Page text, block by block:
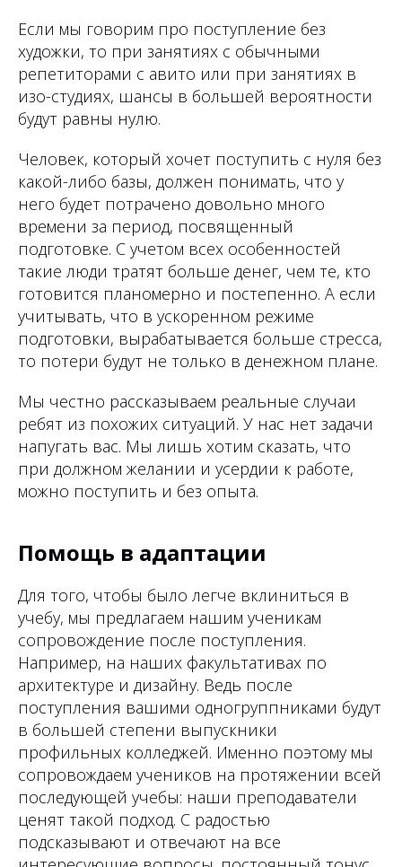
Если мы говорим про поступление без
художки, то при занятиях с обычными
репетиторами с авито или при занятиях в
изо-студиях, шансы в большей вероятности
будут равны нулю.
Человек, который хочет поступить с нуля без
какой-либо базы, должен понимать, что у
него будет потрачено довольно много
времени за период, посвященный
подготовке. С учетом всех особенностей
такие люди тратят больше денег, чем те, кто
готовится планомерно и постепенно. А если
учитывать, что в ускоренном режиме
подготовки, вырабатывается больше стресса,
то потери будут не только в денежном плане.
Мы честно рассказываем реальные случаи
ребят из похожих ситуаций. У нас нет задачи
напугать вас. Мы лишь хотим сказать, что
при должном желании и усердии к работе,
можно поступить и без опыта.
Помощь в адаптации
Для того, чтобы было легче вклиниться в
учебу, мы предлагаем нашим ученикам
сопровождение после поступления.
Например, на наших факультативах по
архитектуре и дизайну. Ведь после
поступления вашими одногруппниками будут
в большей степени выпускники
профильных колледжей. Именно поэтому мы
сопровождаем учеников на протяжении всей
последующей учебы: наши преподаватели
ценят такой подход. С радостью
подсказывают и отвечают на все